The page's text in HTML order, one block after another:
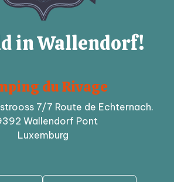
in Wallendorf!
du Rivage
7/7 Route de Echternach.
Wallendorf Pont
Luxemburg